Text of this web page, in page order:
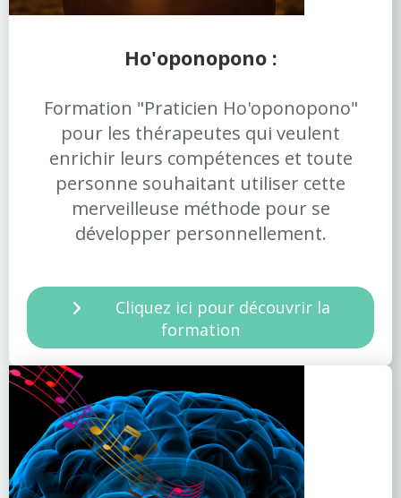
Ho'oponopono :
Formation "Praticien Ho'oponopono"
pour les thérapeutes qui veulent
enrichir leurs compétences et toute
personne souhaitant utiliser cette
merveilleuse méthode pour se
développer personnellement.
Cliquez ici pour découvrir la
formation